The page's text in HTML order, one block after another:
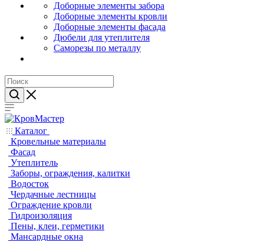
Доборные элементы забора
Доборные элементы кровли
Доборные элементы фасада
Дюбели для утеплителя
Саморезы по металлу
Каталог
Кровельные материалы
Фасад
Утеплитель
Заборы, ограждения, калитки
Водосток
Чердачные лестницы
Ограждение кровли
Гидроизоляция
Пены, клеи, герметики
Мансардные окна